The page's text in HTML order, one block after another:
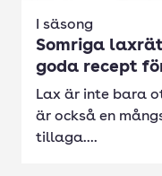
I säsong
Somriga
goda recept
Lax är inte bara
är också en
tillaga....